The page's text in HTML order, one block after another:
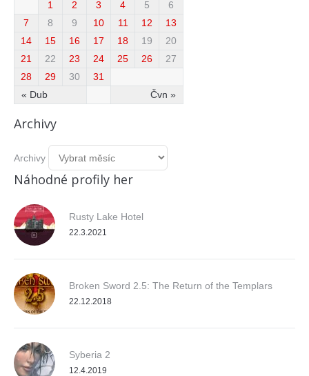
« Dub Čvn »
1 2 3 4 5
6
7
8 9 10 11 12
13
14
15 16 17 18 19
20
21
22 23 24 25 26
27
28
29 30 31
Archivy
Archivy
Náhodné profily her
Rusty Lake Hotel
22.3.2021
Broken Sword 2.5: The Return of the Templars
22.12.2018
Syberia 2
12.4.2019